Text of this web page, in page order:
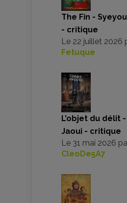
The Fin -
- critique
Le 22 juillet 2026
Fetuque
L’objet du délit
Jaoui - critique
Le 31 mai 2026
CleoDe5A7